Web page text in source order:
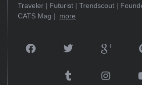
Traveler | Futurist | Trendscout |
CATS Mag | more